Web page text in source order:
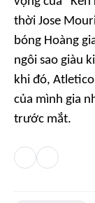
thời Jose
bóng Hoàng
ngôi sao giàu
khi đó,
của mình gia
trước mắt.